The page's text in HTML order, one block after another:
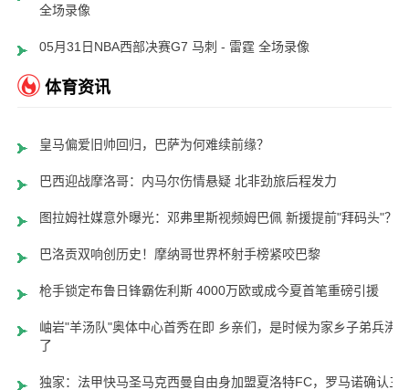
全场录像
05月31日NBA西部决赛G7 马刺 - 雷霆 全场录像
体育资讯
皇马偏爱旧帅回归，巴萨为何难续前缘？
巴西迎战摩洛哥：内马尔伤情悬疑 北非劲旅后程发力
图拉姆社媒意外曝光：邓弗里斯视频姆巴佩 新援提前"拜码头"？
巴洛贡双响创历史！摩纳哥世界杯射手榜紧咬巴黎
枪手锁定布鲁日锋霸佐利斯 4000万欧或成今夏首笔重磅引援
岫岩"羊汤队"奥体中心首秀在即 乡亲们，是时候为家乡子弟兵沸腾
了
独家：法甲快马圣马克西曼自由身加盟夏洛特FC，罗马诺确认三